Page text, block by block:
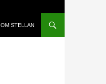
OM STELLAN